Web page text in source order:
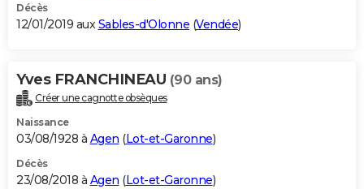
Décès
12/01/2019 aux Sables-d'Olonne (Vendée)
Yves FRANCHINEAU (90 ans)
Créer une cagnotte obsèques
Naissance
03/08/1928 à Agen (Lot-et-Garonne)
Décès
23/08/2018 à Agen (Lot-et-Garonne)